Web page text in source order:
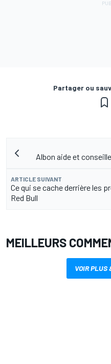
Partager ou
Albon aide et
ARTICLE SUIVANT
Ce qui se cache derrière les
Red Bull
MEILLEURS
VOIR PLUS